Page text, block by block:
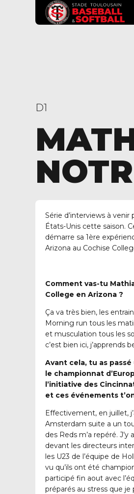
D1
Série d’interviews à
États-Unis cette saison.
démarre sa 1ère
Arizona au Cochise
Comment vas-tu
College en Arizona ?
Ça va très bien, les
Morning run tous les
et musculation tous les
c’est bien ici, j’apprends
Avant cela, tu as
le championnat
l’initiative des
et ces événements
Effectivement, en juillet,
Amsterdam suite a un
des Reds m’a repéré.
devant les directeurs
les U23 de l’équipe de
vu qu’ils ont été
participé fin aout avec
préparés au stress que